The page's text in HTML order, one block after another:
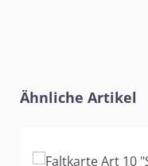
Produktgalerie
Ähnliche Artikel